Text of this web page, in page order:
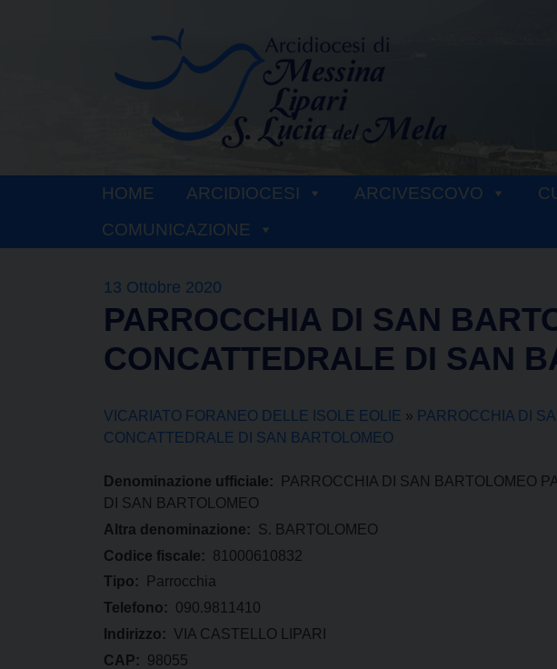
HOME ARCIDIOCESI ARCIVESCOVO
COMUNICAZIONE
13 Ottobre 2020
PARROCCHIA DI SAN
CONCATTEDRALE DI SAN
VICARIATO FORANEO DELLE ISOLE EOLIE » PARROCCHIA DI
CONCATTEDRALE DI SAN BARTOLOMEO
Denominazione ufficiale:
PARROCCHIA DI SAN BARTOLOMEO
DI SAN BARTOLOMEO
Altra denominazione: S. BARTOLOMEO
Codice fiscale: 81000610832
Tipo:
Parrocchia
Telefono: 090.9811410
Indirizzo: VIA CASTELLO LIPARI
CAP: 98055